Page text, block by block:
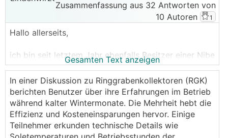
Zusammenfassung aus 32 Antworten von
10 Autoren
1
Hallo allerseits,
ich bin seit letztem Jahr ebenfalls Besitzer einer Nibe
KNV 1155.
Wir haben ca. 200m² beheizt, 50er Wände massiv
(Leca Massivbau) ohne VWS. Fassade ist fertig.
Brauchwasser ebenfalls über dieWP. Ich habe das
Brauchwasser dabei auf ca. 49°C gestellt. Wir sind
also schon eingezogen, es fehlt nur mehr die
Außenanlage aber dazu unten mehr.
Gesamten Text anzeigen
In einer Diskussion zu Ringgrabenkollektoren (RGK)
berichten Benutzer über ihre Erfahrungen im Betrieb
während kalter Wintermonate. Die Mehrheit hebt die
Effizienz und Kosteneinsparungen hervor. Einige
Teilnehmer erkunden technische Details wie